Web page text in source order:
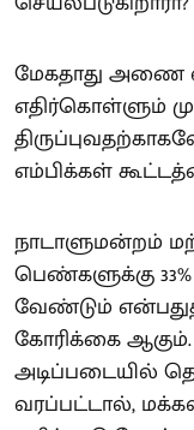
மேகதாது அணை
எதிர்கொள்ளும்
எம்பிக்கள்
நாடாளுமன்றம்
பெண்களுக்கு
வேண்டும்
கோரிக்கை
அடிப்படையில்
வரப்பட்டால்,